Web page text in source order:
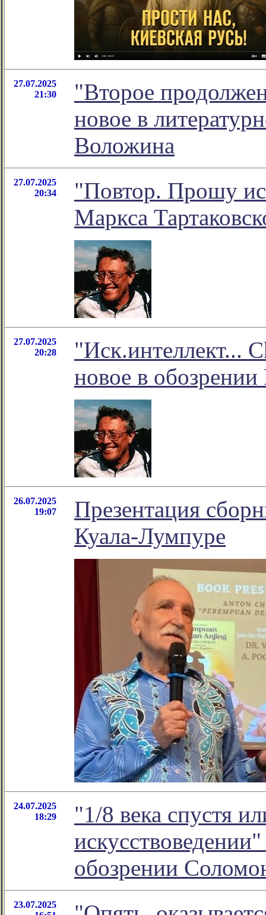
27.07.2025
21:30
"Второе
новое в
Воложина
27.07.2025
20:34
"Повтор. Прошу
Маркса
27.07.2025
20:28
"Иск.интеллект...
новое в обозрении
26.07.2025
19:07
Презентация
Куала-Лумпуре
24.07.2025
18:29
"1/8 века спустя
обозрении
23.07.2025